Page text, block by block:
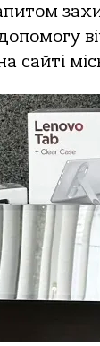
сайті